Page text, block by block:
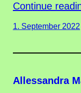
Continue
1. September 2022
Allessandra